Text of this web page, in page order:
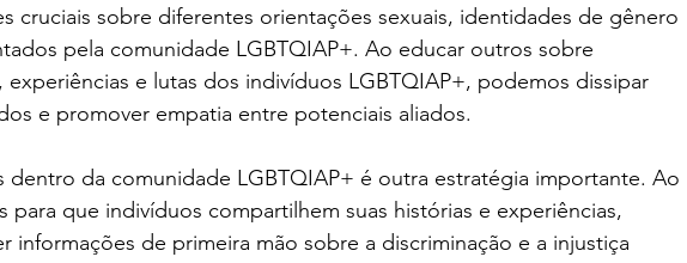
cruciais sobre diferentes orientações sexuais, identidades de gênero
pela comunidade LGBTQIAP+. Ao educar outros sobre
e lutas dos indivíduos LGBTQIAP+, podemos dissipar
e promover empatia entre potenciais aliados.
dentro da comunidade LGBTQIAP+ é outra estratégia importante. Ao
para que indivíduos compartilhem suas histórias e experiências,
informações de primeira mão sobre a discriminação e a injustiça